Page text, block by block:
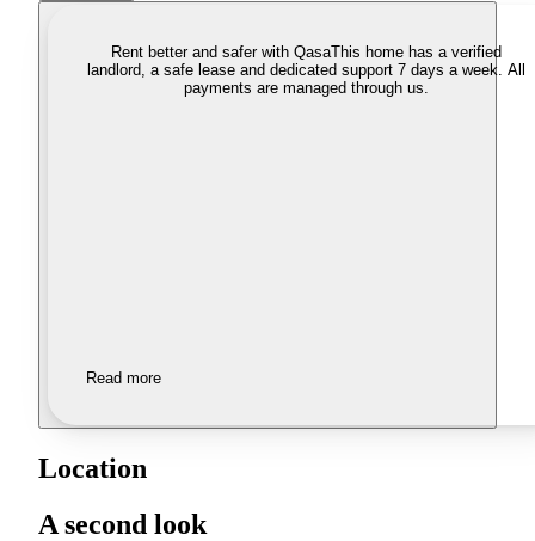
Rent better and safer with QasaThis home has a verified
landlord, a safe lease and dedicated support 7 days a week. All
payments are managed through us.
Read more
Location
A second look